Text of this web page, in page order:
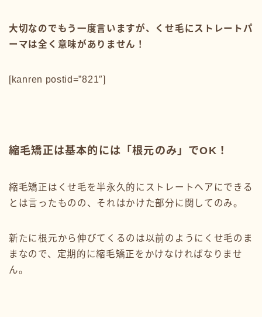
大切なのでもう一度言いますが、くせ毛にストレートパ
ーマは全く意味がありません！
[kanren postid=”821″]
縮毛矯正は基本的には「根元のみ」でOK！
縮毛矯正はくせ毛を半永久的にストレートヘアにできる
とは言ったものの、それはかけた部分に関してのみ。
新たに根元から伸びてくるのは以前のようにくせ毛のま
まなので、定期的に縮毛矯正をかけなければなりませ
ん。